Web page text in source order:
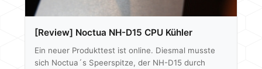
[Review] Noctua NH-D15 CPU Kühler
Ein neuer Produkttest ist online. Diesmal musste
sich Noctua´s Speerspitze, der NH-D15 durch